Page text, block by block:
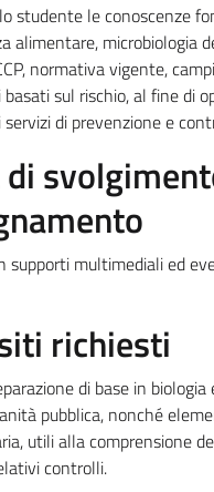
studente le conoscenze
alimentare, microbiologia
normativa vigente,
sul rischio, al fine di
di prevenzione e
supporti multimediali ed
richiesti
di base in biologia
pubblica, nonché
utili alla comprensione
controlli.